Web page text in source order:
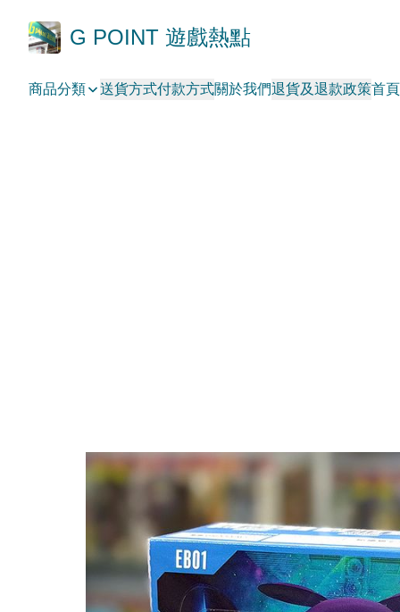
G POINT 遊戲熱點
商品分類 送貨方式付款方式關於我們退貨及退款政策首頁